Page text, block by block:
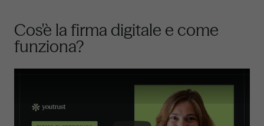
L’innovazione al servizio del settore commerciale
Perché scegliere Youtrust?
Cos'è la firma digitale e come
funziona?